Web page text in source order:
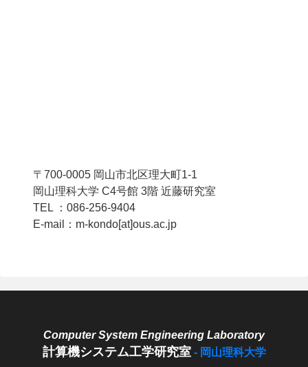
〒700-0005 岡山市北区理大町1-1
岡山理科大学 C4号館 3階 近藤研究室
TEL ：086-256-9404
E-mail：m-kondo[at]ous.ac.jp
計算機システム工学研究室